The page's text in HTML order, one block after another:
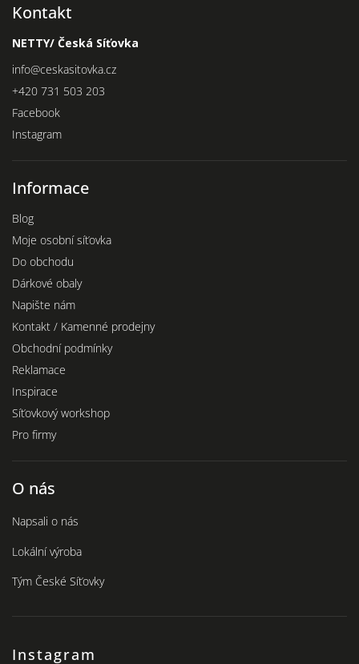
Kontakt
NETTY/ Česká Síťovka
info@ceskasitovka.cz
+420 731 503 203
Facebook
Instagram
Informace
Blog
Moje osobní síťovka
Do obchodu
Dárkové obaly
Napište nám
Kontakt / Kamenné prodejny
Obchodní podmínky
Reklamace
Inspirace
Síťovkový workshop
Pro firmy
O nás
Napsali o nás
Lokální výroba
Tým České Síťovky
Instagram